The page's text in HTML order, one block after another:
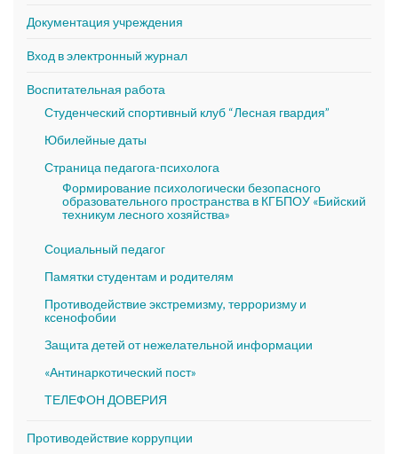
Документация учреждения
Вход в электронный журнал
Воспитательная работа
Студенческий спортивный клуб “Лесная гвардия”
Юбилейные даты
Страница педагога-психолога
Формирование психологически безопасного
образовательного пространства в КГБПОУ «Бийский
техникум лесного хозяйства»
Социальный педагог
Памятки студентам и родителям
Противодействие экстремизму, терроризму и
ксенофобии
Защита детей от нежелательной информации
«Антинаркотический пост»
ТЕЛЕФОН ДОВЕРИЯ
Противодействие коррупции